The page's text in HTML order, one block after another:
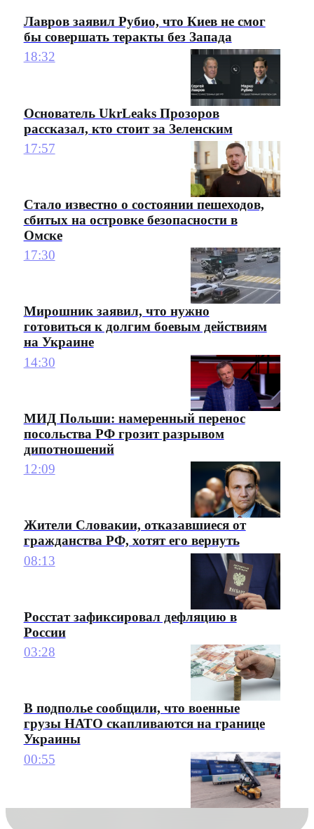
Лавров заявил Рубио, что Киев не смог
бы совершать теракты без Запада
18:32
Основатель UkrLeaks Прозоров
рассказал, кто стоит за Зеленским
17:57
Стало известно о состоянии пешеходов,
сбитых на островке безопасности в
Омске
17:30
Мирошник заявил, что нужно
готовиться к долгим боевым действиям
на Украине
14:30
МИД Польши: намеренный перенос
посольства РФ грозит разрывом
дипотношений
12:09
Жители Словакии, отказавшиеся от
гражданства РФ, хотят его вернуть
08:13
Росстат зафиксировал дефляцию в
России
03:28
В подполье сообщили, что военные
грузы НАТО скапливаются на границе
Украины
00:55